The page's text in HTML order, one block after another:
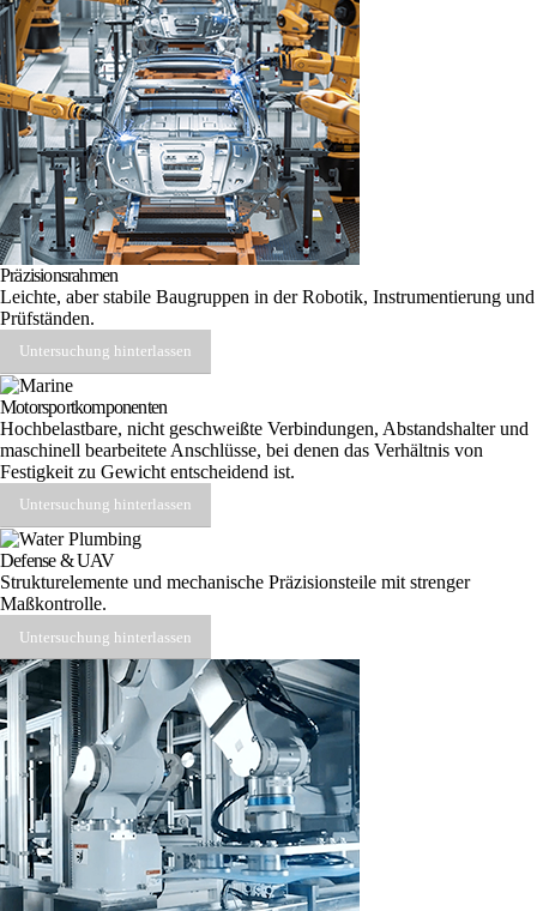
Präzisionsrahmen
Leichte, aber stabile Baugruppen in der Robotik, Instrumentierung und
Prüfständen.
Untersuchung hinterlassen
Motorsportkomponenten
Hochbelastbare, nicht geschweißte Verbindungen, Abstandshalter und
maschinell bearbeitete Anschlüsse, bei denen das Verhältnis von
Festigkeit zu Gewicht entscheidend ist.
Untersuchung hinterlassen
Defense & UAV
Strukturelemente und mechanische Präzisionsteile mit strenger
Maßkontrolle.
Untersuchung hinterlassen